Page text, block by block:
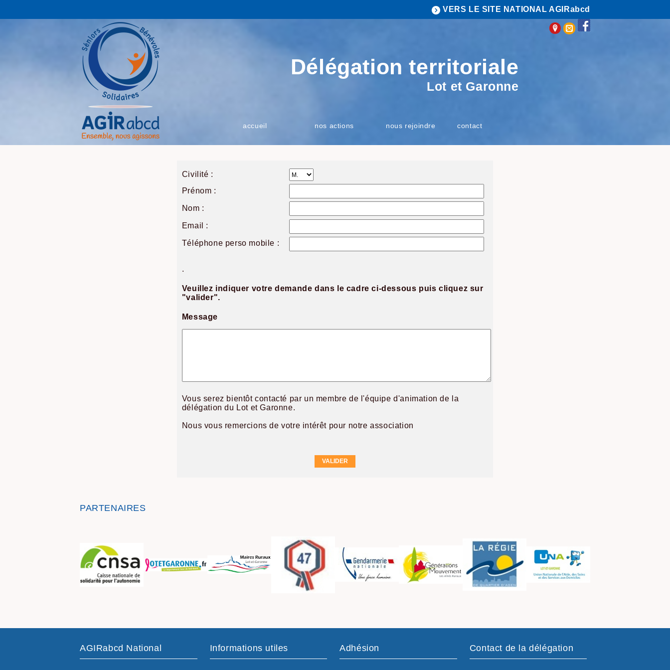
VERS LE SITE NATIONAL AGIRabcd
Délégation territoriale
Lot et Garonne
accueil nos actions nous rejoindre contact
Civilité :
Prénom :
Nom :
Email :
Téléphone perso mobile :
.
Veuillez indiquer votre demande dans le cadre ci-dessous puis cliquez sur
"valider".
Message
Vous serez bientôt contacté par un membre de l'équipe d'animation de la
délégation du Lot et Garonne.
Nous vous remercions de votre intérêt pour notre association
PARTENAIRES
AGIRabcd National Informations utiles Adhésion Contact de la délégation